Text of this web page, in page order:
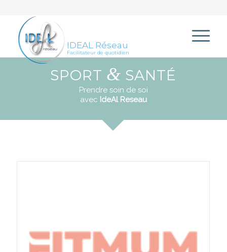
IDEAL Réseau
Facilitateur de quotidien
SPORT & SANTÉ
Prendre soin de soi
avec IdeAl Reseau